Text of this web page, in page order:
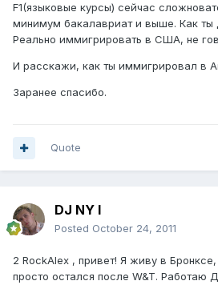
F1(языковые курсы) сейчас
минимум бакалавриат и выше. Как ты
Реально иммигрировать в США, не
И расскажи, как ты иммигрировал в
Заранее спасибо.
Quote
DJ NY I
Posted October 24, 2011
2 RockAlex , привет! Я живу в
просто остался после W&T.